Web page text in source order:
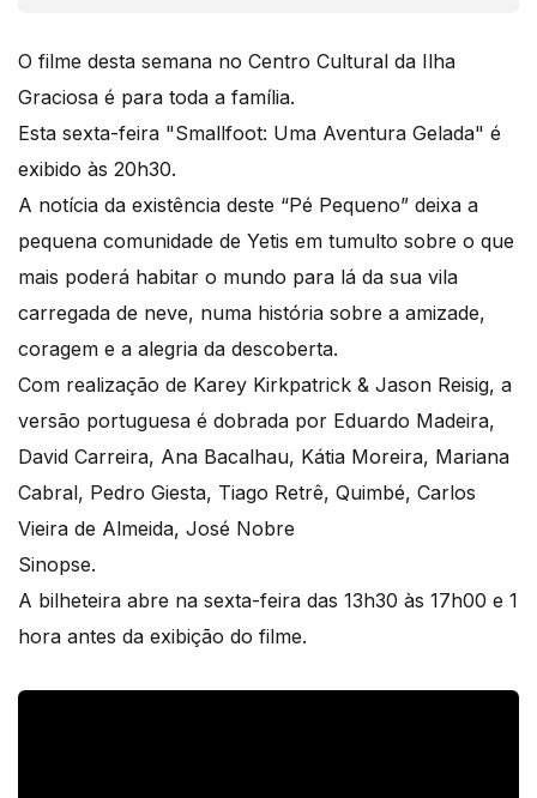
O filme desta semana no Centro Cultural da Ilha
Graciosa é para toda a família.
Esta sexta-feira "Smallfoot: Uma Aventura Gelada" é
exibido às 20h30.
A notícia da existência deste “Pé Pequeno” deixa a
pequena comunidade de Yetis em tumulto sobre o que
mais poderá habitar o mundo para lá da sua vila
carregada de neve, numa história sobre a amizade,
coragem e a alegria da descoberta.
Com realização de Karey Kirkpatrick & Jason Reisig, a
versão portuguesa é dobrada por Eduardo Madeira,
David Carreira, Ana Bacalhau, Kátia Moreira, Mariana
Cabral, Pedro Giesta, Tiago Retrê, Quimbé, Carlos
Vieira de Almeida, José Nobre
Sinopse.
A bilheteira abre na sexta-feira das 13h30 às 17h00 e 1
hora antes da exibição do filme.